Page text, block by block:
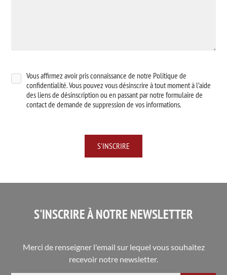
Vous affirmez avoir pris connaissance de notre Politique de
confidentialité. Vous pouvez vous désinscrire à tout moment à l’aide
des liens de désinscription ou en passant par notre formulaire de
contact de demande de suppression de vos informations.
S'INSCRIRE À NOTRE NEWSLETTER
Merci de renseigner l'email sur lequel vous souhaitez
recevoir notre newsletter.